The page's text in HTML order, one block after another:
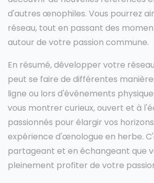
d'autres œnophiles. Vous pourrez
réseau, tout en passant des
autour de votre passion commune.
En résumé, développer votre
peut se faire de différentes
ligne ou lors d'événements
vous montrer curieux, ouvert et à
passionnés pour élargir vos
expérience d'œnologue en herbe.
partageant et en échangeant que
pleinement profiter de votre